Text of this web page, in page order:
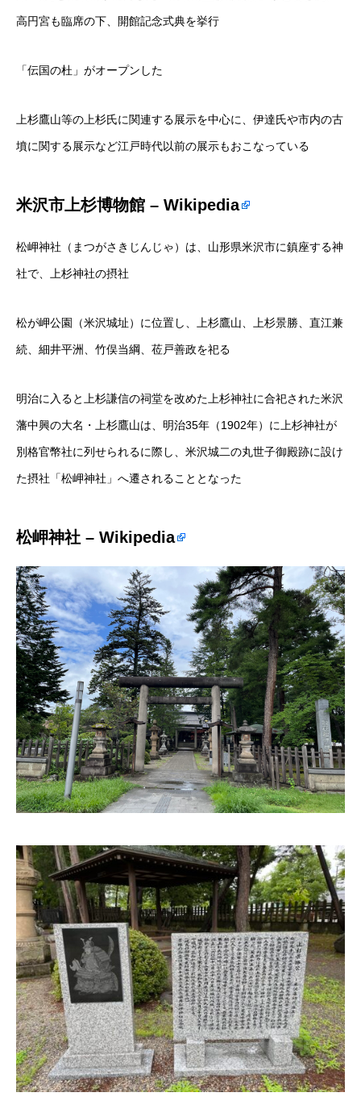
高円宮も臨席の下、開館記念式典を挙行
「伝国の杜」がオープンした
上杉鷹山等の上杉氏に関連する展示を中心に、伊達氏や市内の古
墳に関する展示など江戸時代以前の展示もおこなっている
米沢市上杉博物館 – Wikipedia
松岬神社（まつがさきじんじゃ）は、山形県米沢市に鎮座する神
社で、上杉神社の摂社
松が岬公園（米沢城址）に位置し、上杉鷹山、上杉景勝、直江兼
続、細井平洲、竹俣当綱、莅戸善政を祀る
明治に入ると上杉謙信の祠堂を改めた上杉神社に合祀された米沢
藩中興の大名・上杉鷹山は、明治35年（1902年）に上杉神社が
別格官幣社に列せられるに際し、米沢城二の丸世子御殿跡に設け
た摂社「松岬神社」へ遷されることとなった
松岬神社 – Wikipedia